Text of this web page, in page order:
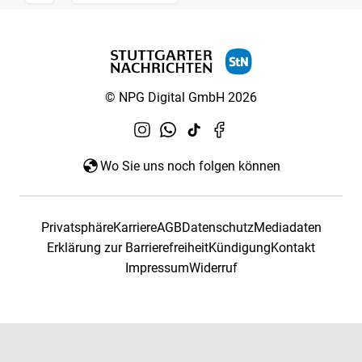
© NPG Digital GmbH 2026
Wo Sie uns noch folgen können
PrivatsphäreKarriereAGBDatenschutzMediadaten
Erklärung zur BarrierefreiheitKündigungKontakt
ImpressumWiderruf